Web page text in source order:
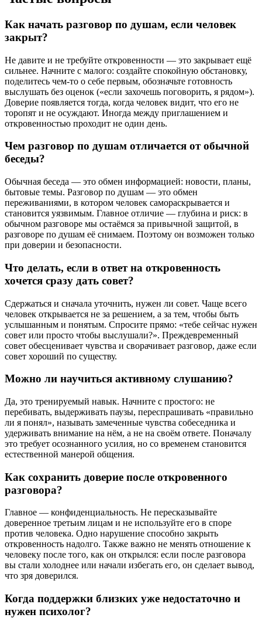
Как начать разговор по душам, если человек
закрыт?
Не давите и не требуйте откровенности — это закрывает ещё
сильнее. Начните с малого: создайте спокойную обстановку,
поделитесь чем-то о себе первым, обозначьте готовность
выслушать без оценок («если захочешь поговорить, я рядом»).
Доверие появляется тогда, когда человек видит, что его не
торопят и не осуждают. Иногда между приглашением и
откровенностью проходит не один день.
Чем разговор по душам отличается от обычной
беседы?
Обычная беседа — это обмен информацией: новости, планы,
бытовые темы. Разговор по душам — это обмен
переживаниями, в котором человек самораскрывается и
становится уязвимым. Главное отличие — глубина и риск: в
обычном разговоре мы остаёмся за привычной защитой, в
разговоре по душам её снимаем. Поэтому он возможен только
при доверии и безопасности.
Что делать, если в ответ на откровенность
хочется сразу дать совет?
Сдержаться и сначала уточнить, нужен ли совет. Чаще всего
человек открывается не за решением, а за тем, чтобы быть
услышанным и понятым. Спросите прямо: «тебе сейчас нужен
совет или просто чтобы выслушали?». Преждевременный
совет обесценивает чувства и сворачивает разговор, даже если
совет хороший по существу.
Можно ли научиться активному слушанию?
Да, это тренируемый навык. Начните с простого: не
перебивать, выдерживать паузы, переспрашивать «правильно
ли я понял», называть замеченные чувства собеседника и
удерживать внимание на нём, а не на своём ответе. Поначалу
это требует осознанного усилия, но со временем становится
естественной манерой общения.
Как сохранить доверие после откровенного
разговора?
Главное — конфиденциальность. Не пересказывайте
доверенное третьим лицам и не используйте его в споре
против человека. Одно нарушение способно закрыть
откровенность надолго. Также важно не менять отношение к
человеку после того, как он открылся: если после разговора
вы стали холоднее или начали избегать его, он сделает вывод,
что зря доверился.
Когда поддержки близких уже недостаточно и
нужен психолог?